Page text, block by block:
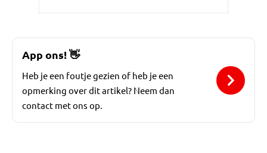
App ons!👋
Heb je een foutje gezien of heb je een
opmerking over dit artikel? Neem dan
contact met ons op.